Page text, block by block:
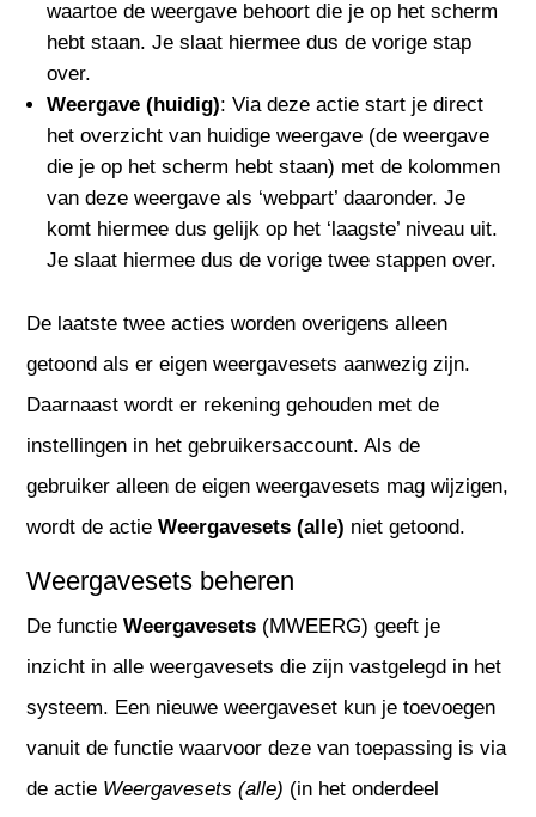
waartoe de weergave behoort die je op het scherm
hebt staan. Je slaat hiermee dus de vorige stap
over.
Weergave (huidig): Via deze actie start je direct
het overzicht van huidige weergave (de weergave
die je op het scherm hebt staan) met de kolommen
van deze weergave als ‘webpart’ daaronder. Je
komt hiermee dus gelijk op het ‘laagste’ niveau uit.
Je slaat hiermee dus de vorige twee stappen over.
De laatste twee acties worden overigens alleen
getoond als er eigen weergavesets aanwezig zijn.
Daarnaast wordt er rekening gehouden met de
instellingen in het gebruikersaccount. Als de
gebruiker alleen de eigen weergavesets mag wijzigen,
wordt de actieWeergavesets (alle) niet getoond.
Weergavesets beheren
De functieWeergavesets (MWEERG) geeft je
inzicht in alle weergavesets die zijn vastgelegd in het
systeem. Een nieuwe weergaveset kun je toevoegen
vanuit de functie waarvoor deze van toepassing is via
de actie Weergavesets (alle) (in het onderdeel